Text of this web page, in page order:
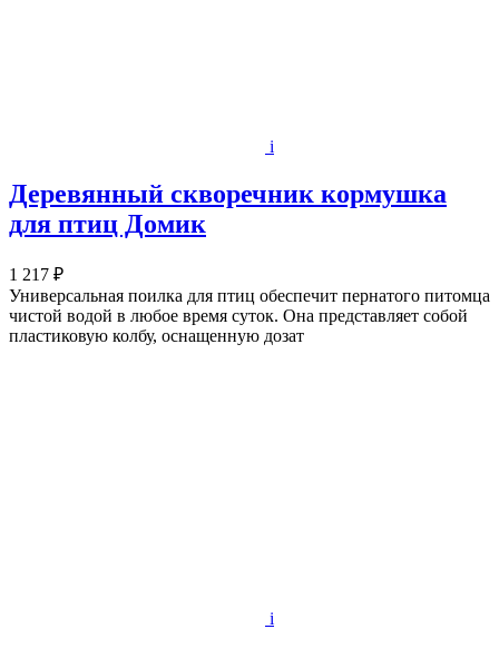
i
Деревянный скворечник кормушка
для птиц Домик
1 217 ₽
Универсальная поилка для птиц обеспечит пернатого питомца
чистой водой в любое время суток. Она представляет собой
пластиковую колбу, оснащенную дозат
i